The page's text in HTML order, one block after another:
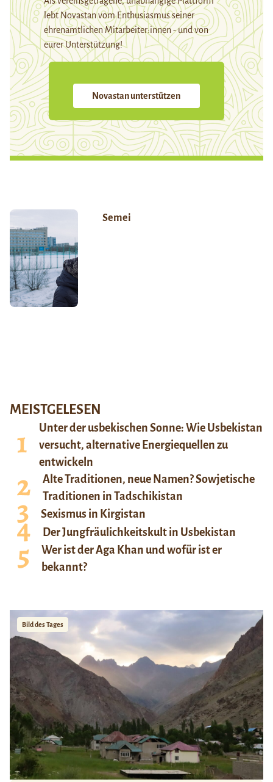
lebt Novastan vom Enthusiasmus seiner
ehrenamtlichen Mitarbeiter:innen - und von
eurer Unterstützung!
Novastan unterstützen
Semei
MEISTGELESEN
Unter der usbekischen Sonne: Wie Usbekistan
versucht, alternative Energiequellen zu
entwickeln
Alte Traditionen, neue Namen? Sowjetische
Traditionen in Tadschikistan
Sexismus in Kirgistan
Der Jungfräulichkeitskult in Usbekistan
Wer ist der Aga Khan und wofür ist er
bekannt?
Bild des Tages